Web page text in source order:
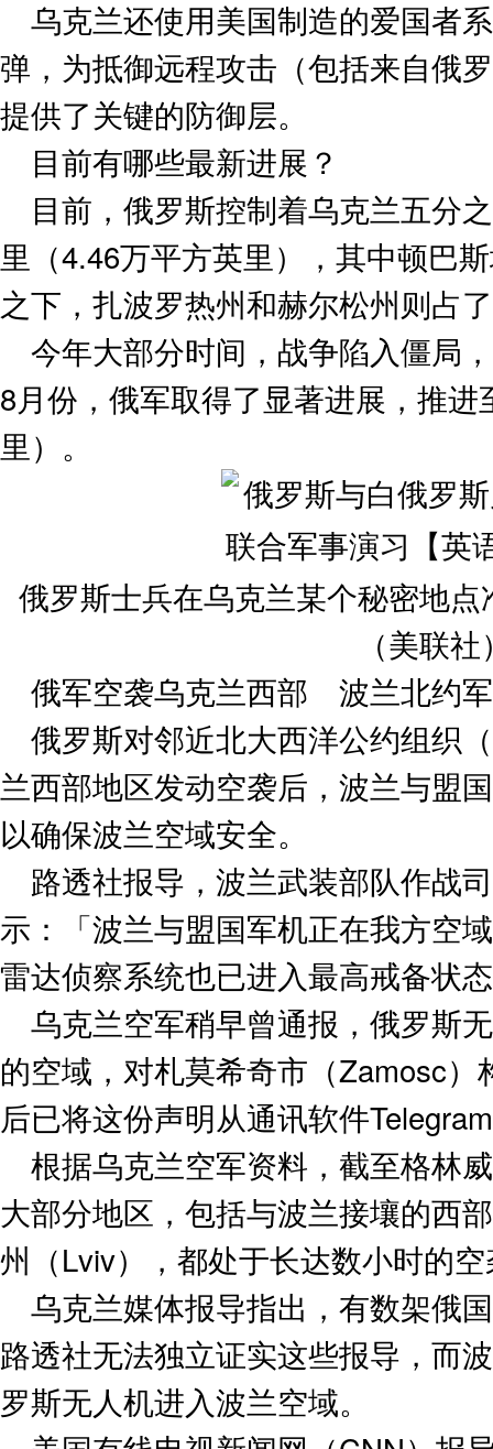
乌克兰还使用美国制造的爱国者
弹，为抵御远程攻击（包括来自俄
提供了关键的防御层。
目前有哪些最新进展？
目前，俄罗斯控制着乌克兰五分
里（4.46万平方英里），其中顿巴
之下，扎波罗热州和赫尔松州则占
今年大部分时间，战争陷入僵局
8月份，俄军取得了显著进展，推
里）。
俄罗斯士兵在乌克兰某个秘密地
（美联
俄军空袭乌克兰西部 波兰北约
俄罗斯对邻近北大西洋公约组织
兰西部地区发动空袭后，波兰与盟
以确保波兰空域安全。
路透社报导，波兰武装部队作战
示：「波兰与盟国军机正在我方空
雷达侦察系统也已进入最高戒备状
乌克兰空军稍早曾通报，俄罗斯
的空域，对札莫希奇市（Zamosc
后已将这份声明从通讯软件
根据乌克兰空军资料，截至格林
大部分地区，包括与波兰接壤的西
州（Lviv），都处于长达数小时的
乌克兰媒体报导指出，有数架俄
路透社无法独立证实这些报导，而
罗斯无人机进入波兰空域。